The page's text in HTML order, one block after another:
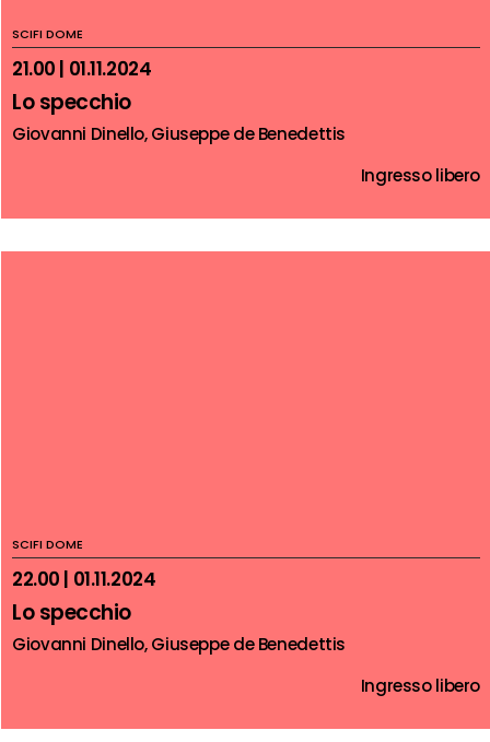
SCIFI DOME
21.00 | 01.11.2024
Lo specchio
Giovanni Dinello, Giuseppe de Benedettis
Ingresso libero
SCIFI DOME
22.00 | 01.11.2024
Lo specchio
Giovanni Dinello, Giuseppe de Benedettis
Ingresso libero